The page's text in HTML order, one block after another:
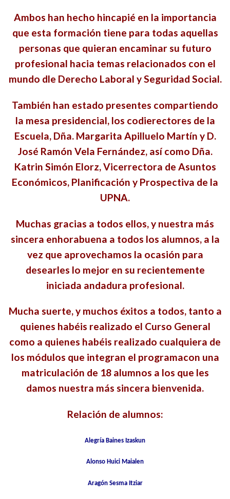
Ambos han hecho hincapié en la importancia
que esta formación tiene para todas aquellas
personas que quieran encaminar su futuro
profesional hacia temas relacionados con el
mundo dle Derecho Laboral y Seguridad Social.
También han estado presentes compartiendo
la mesa presidencial, los codierectores de la
Escuela, Dña. Margarita Apilluelo Martín y D.
José Ramón Vela Fernández, así como Dña.
Katrin Simón Elorz, Vicerrectora de Asuntos
Económicos, Planificación y Prospectiva de la
UPNA.
Muchas gracias a todos ellos, y nuestra más
sincera enhorabuena a todos los alumnos, a la
vez que aprovechamos la ocasión para
desearles lo mejor en su recientemente
iniciada andadura profesional.
Mucha suerte, y muchos éxitos a todos, tanto a
quienes habéis realizado el Curso General
como a quienes habéis realizado cualquiera de
los módulos que integran el programacon una
matriculación de 18 alumnos a los que les
damos nuestra más sincera bienvenida.
Relación de alumnos:
Alegría Baines Izaskun
Alonso Huici Maialen
Aragón Sesma Itziar